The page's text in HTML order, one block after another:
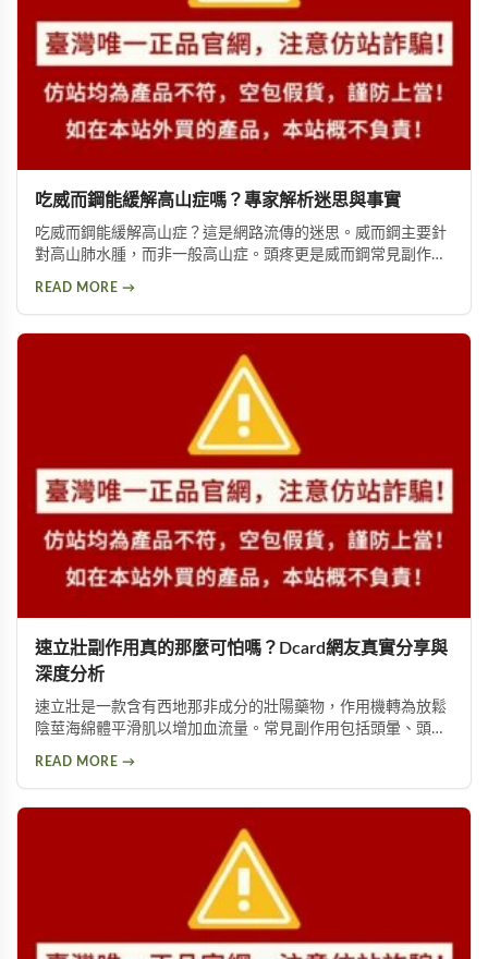
吃威而鋼能緩解高山症嗎？專家解析迷思與事實
吃威而鋼能緩解高山症？這是網路流傳的迷思。威而鋼主要針
對高山肺水腫，而非一般高山症。頭疼更是威而鋼常見副作
READ MORE →
速立壯副作用真的那麼可怕嗎？Dcard網友真實分享與
深度分析
速立壯是一款含有西地那非成分的壯陽藥物，作用機轉為放鬆
陰莖海綿體平滑肌以增加血流量。常見副作用包括頭暈、頭
READ MORE →